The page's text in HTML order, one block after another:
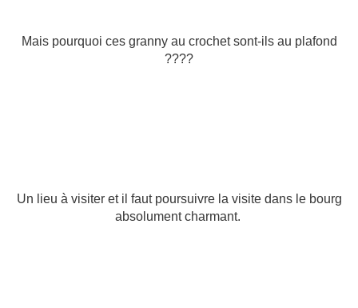
Mais pourquoi ces granny au crochet sont-ils au plafond
????
Un lieu à visiter et il faut poursuivre la visite dans le bourg
absolument charmant.